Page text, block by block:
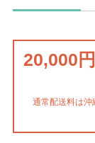
20,000
通常配送料は沖